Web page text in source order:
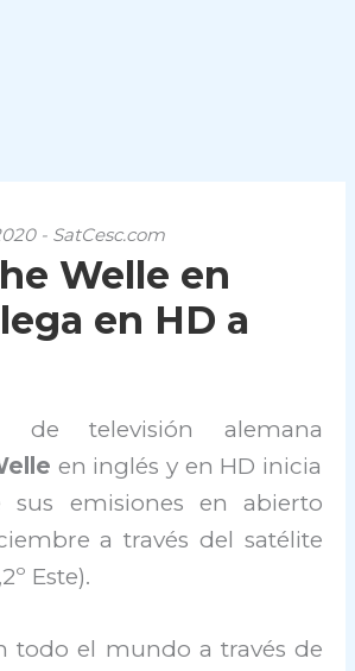
- SatCesc.com
Welle en
en HD a
de televisión alemana
en inglés y en HD inicia
sus emisiones en abierto
a través del satélite
Este).
todo el mundo a través de